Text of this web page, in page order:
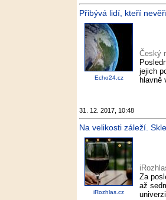
Přibývá lidí, kteří
Echo24.cz
Český
jejich
hlavně
31. 12. 2017, 10:48
Na velikosti záleží.
iRozhlas.cz
Za
až